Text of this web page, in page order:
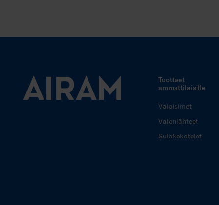
Tuotteet
ammattilaisille
Valaisimet
Valonlähteet
Sulakekotelot